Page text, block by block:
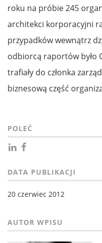
roku na próbie 245
architekci korporacyjni
przypadków wewnątrz
odbiorcą raportów było
trafiały do członka
biznesową część
POLEĆ
DATA PUBLIKACJI
20 czerwiec 2012